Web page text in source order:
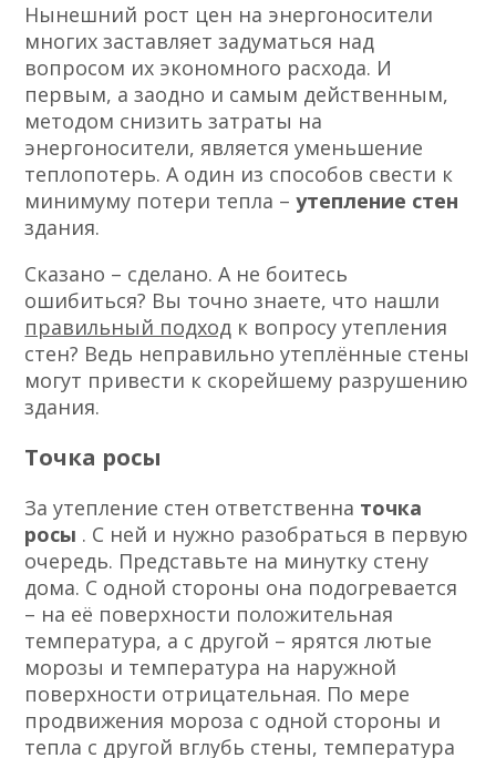
Нынешний рост цен на энергоносители
многих заставляет задуматься над
вопросом их экономного расхода. И
первым, а заодно и самым действенным,
методом снизить затраты на
энергоносители, является уменьшение
теплопотерь. А один из способов свести к
минимуму потери тепла –утепление стен
здания.
Сказано – сделано. А не боитесь
ошибиться? Вы точно знаете, что нашли
правильный подход к вопросу утепления
стен? Ведь неправильно утеплённые стены
могут привести к скорейшему разрушению
здания.
Точка росы
За утепление стен ответственна точка
росы . С ней и нужно разобраться в первую
очередь. Представьте на минутку стену
дома. С одной стороны она подогревается
– на её поверхности положительная
температура, а с другой – ярятся лютые
морозы и температура на наружной
поверхности отрицательная. По мере
продвижения мороза с одной стороны и
тепла с другой вглубь стены, температура